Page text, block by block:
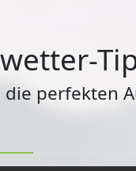
die perfekten